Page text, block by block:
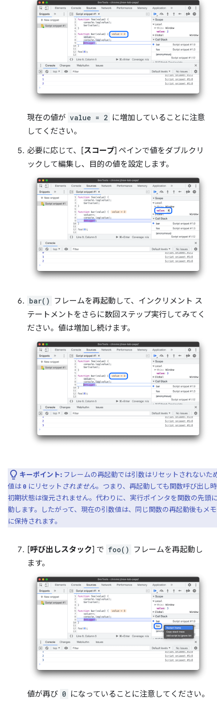
現在の値が value = 2 に増加していることに注意
してください。
必要に応じて、[スコープ] ペインで値をダブルクリ
ックして編集し、目的の値を設定します。
bar()
フレームを再起動して、インクリメント ス
テートメントをさらに数回ステップ実行してみてく
ださい。値は増加し続けます。
キーポイント: フレームの再起動では引数はリセットされないた
値は 0 にリセット されません。つまり、再起動しても関数呼び出し
初期状態は復元されません。代わりに、実行ポインタを関数の先頭
動します。したがって、現在の引数値は、同じ関数の再起動後もメ
に保持されます。
[呼び出しスタック] で foo()
フレームを再起動し
ます。
値が再び 0 になっていることに注意してください。